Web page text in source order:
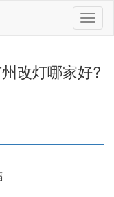
改灯哪家好?